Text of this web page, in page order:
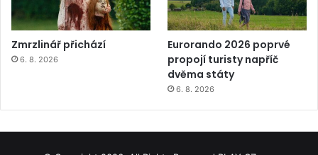
Zmrzlinář přichází
6. 8. 2026
Eurorando 2026 poprvé
propojí turisty napříč
dvěma státy
6. 8. 2026